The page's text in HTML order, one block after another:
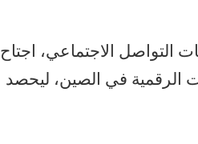
التواصل الاجتماعي، اجتاح
الرقمية في الصين، ليحصد